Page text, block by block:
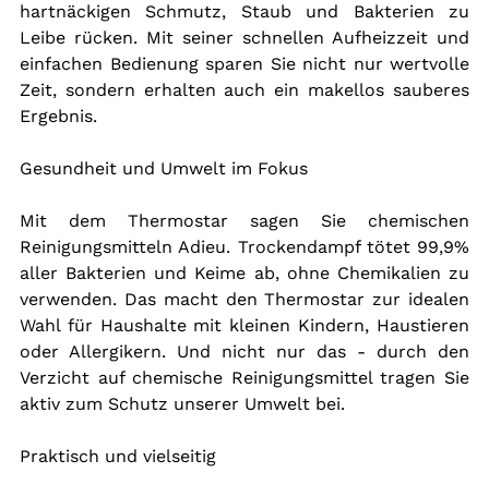
hartnäckigen Schmutz, Staub und Bakterien zu
Leibe rücken. Mit seiner schnellen Aufheizzeit und
einfachen Bedienung sparen Sie nicht nur wertvolle
Zeit, sondern erhalten auch ein makellos sauberes
Ergebnis.
Gesundheit und Umwelt im Fokus
Mit dem Thermostar sagen Sie chemischen
Reinigungsmitteln Adieu. Trockendampf tötet 99,9%
aller Bakterien und Keime ab, ohne Chemikalien zu
verwenden. Das macht den Thermostar zur idealen
Wahl für Haushalte mit kleinen Kindern, Haustieren
oder Allergikern. Und nicht nur das - durch den
Verzicht auf chemische Reinigungsmittel tragen Sie
aktiv zum Schutz unserer Umwelt bei.
Praktisch und vielseitig